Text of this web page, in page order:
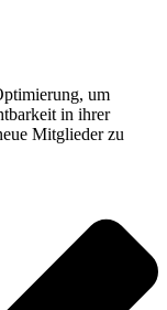
um
in ihrer
Mitglieder zu